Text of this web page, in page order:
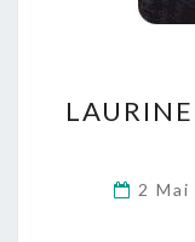
2 Mai